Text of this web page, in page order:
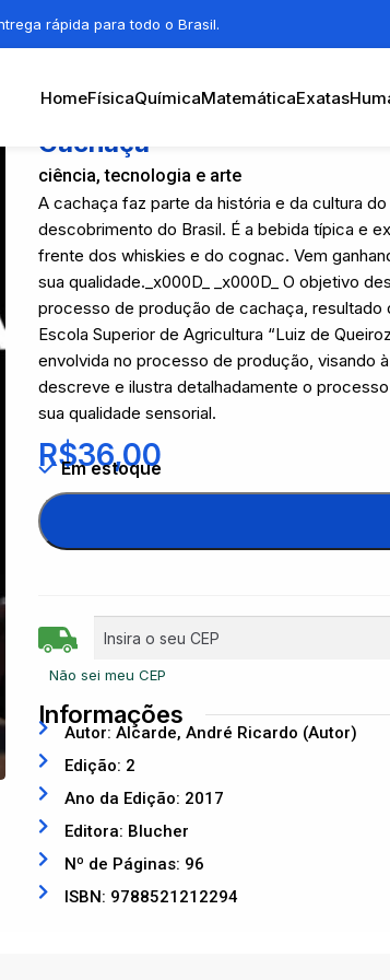
rápida para todo o Brasil.
HomeFísicaQuímicaMatemáticaExatas
Cachaça
ciência, tecnologia e arte
A cachaça faz parte da história e da cultura
descobrimento do Brasil. É a bebida típica e
frente dos whiskies e do cognac. Vem
sua qualidade._x000D_ _x000D_ O objetivo
processo de produção de cachaça,
Escola Superior de Agricultura “Luiz de
envolvida no processo de produção, visando
descreve e ilustra detalhadamente o
sua qualidade sensorial.
R$36,00
Em estoque
Não sei meu CEP
Informações
Autor: Alcarde, André Ricardo (Autor)
Edição: 2
Ano da Edição: 2017
Editora: Blucher
Nº de Páginas: 96
ISBN: 9788521212294